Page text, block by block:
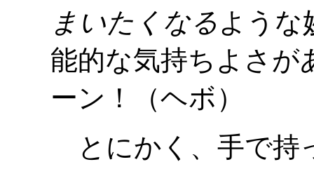
まいたくなる ような
能的な気持ちよさ
ーン！
（ヘボ）
とにかく、手で持